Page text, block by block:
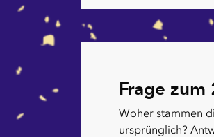
Frage zum
Woher stammen
ursprünglich?